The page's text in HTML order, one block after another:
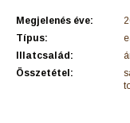
Megjelenés éve:
Típus:
Illatcsalád:
Összetétel: